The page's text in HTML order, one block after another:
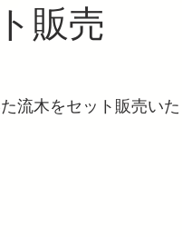
販売
流木をセット販売い